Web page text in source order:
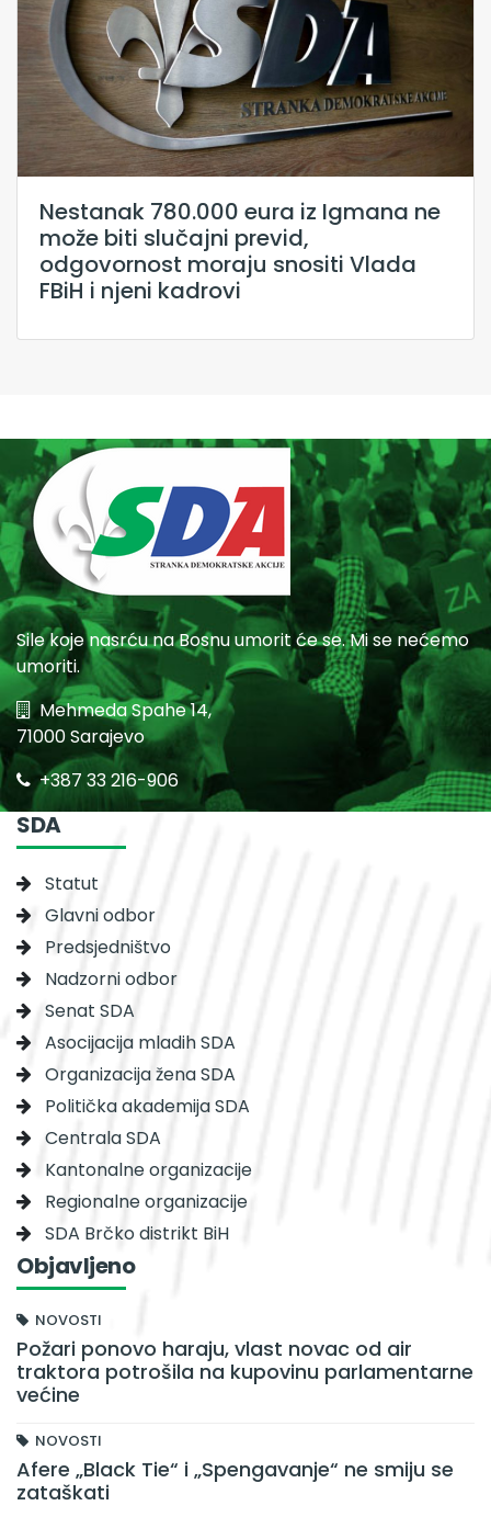
Nestanak 780.000 eura iz Igmana ne
može biti slučajni previd,
odgovornost moraju snositi Vlada
FBiH i njeni kadrovi
Sile koje nasrću na Bosnu umorit će se. Mi se nećemo
umoriti.
Mehmeda Spahe 14,
71000 Sarajevo
+387 33 216-906
SDA
Statut
Glavni odbor
Predsjedništvo
Nadzorni odbor
Senat SDA
Asocijacija mladih SDA
Organizacija žena SDA
Politička akademija SDA
Centrala SDA
Kantonalne organizacije
Regionalne organizacije
SDA Brčko distrikt BiH
Objavljeno
NOVOSTI
Požari ponovo haraju, vlast novac od air
traktora potrošila na kupovinu parlamentarne
većine
NOVOSTI
Afere „Black Tie“ i „Spengavanje“ ne smiju se
zataškati